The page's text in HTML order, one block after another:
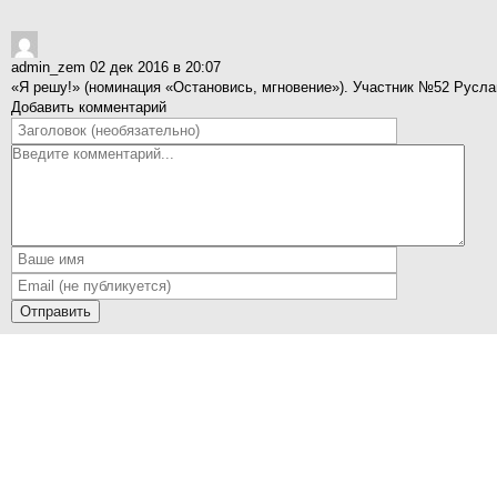
admin_zem 02 дек 2016 в 20:07
«Я решу!» (номинация «Остановись, мгновение»). Участник №52
Добавить комментарий
Отправить